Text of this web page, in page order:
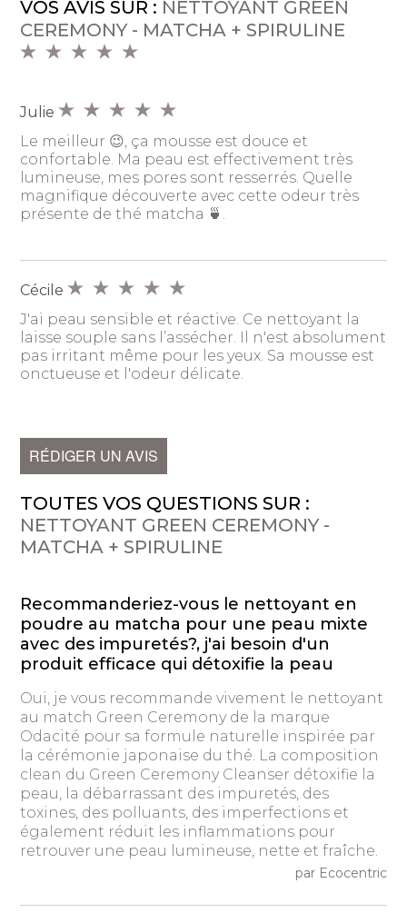
VOS AVIS SUR : NETTOYANT GREEN
CEREMONY - MATCHA + SPIRULINE
Julie
Le meilleur 😉, ça mousse est douce et
confortable. Ma peau est effectivement très
lumineuse, mes pores sont resserrés. Quelle
magnifique découverte avec cette odeur très
présente de thé matcha 🍵.
Cécile
J'ai peau sensible et réactive. Ce nettoyant la
laisse souple sans l’assécher. Il n'est absolument
pas irritant même pour les yeux. Sa mousse est
onctueuse et l'odeur délicate.
RÉDIGER UN AVIS
TOUTES VOS QUESTIONS SUR :
NETTOYANT GREEN CEREMONY -
MATCHA + SPIRULINE
Recommanderiez-vous le nettoyant en
poudre au matcha pour une peau mixte
avec des impuretés?, j'ai besoin d'un
produit efficace qui détoxifie la peau
Oui, je vous recommande vivement le nettoyant
au match Green Ceremony de la marque
Odacité pour sa formule naturelle inspirée par
la cérémonie japonaise du thé. La composition
clean du Green Ceremony Cleanser détoxifie la
peau, la débarrassant des impuretés, des
toxines, des polluants, des imperfections et
également réduit les inflammations pour
retrouver une peau lumineuse, nette et fraîche.
par Ecocentric